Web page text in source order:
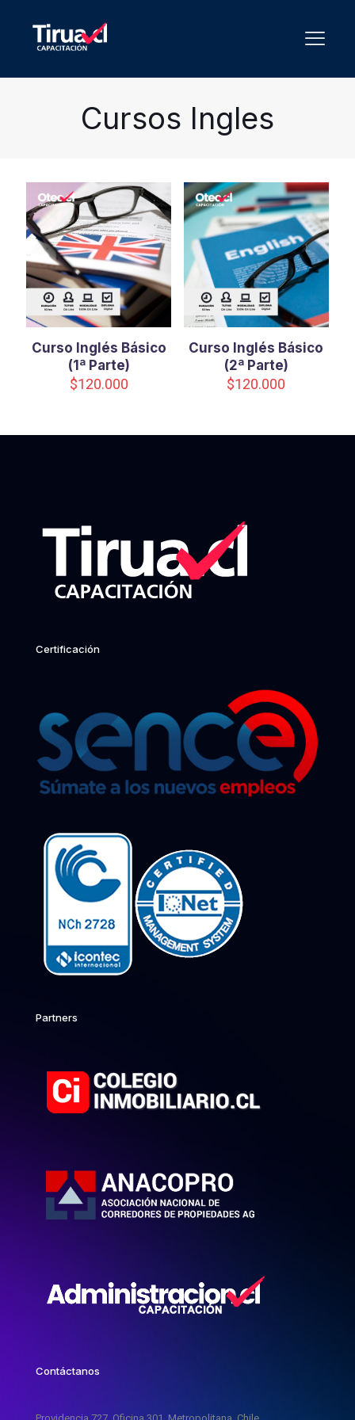
Cursos Ingles
Curso Inglés Básico
(1ª Parte)
$120.000
Curso Inglés Básico
(2ª Parte)
$120.000
Certificación
Partners
Contáctanos